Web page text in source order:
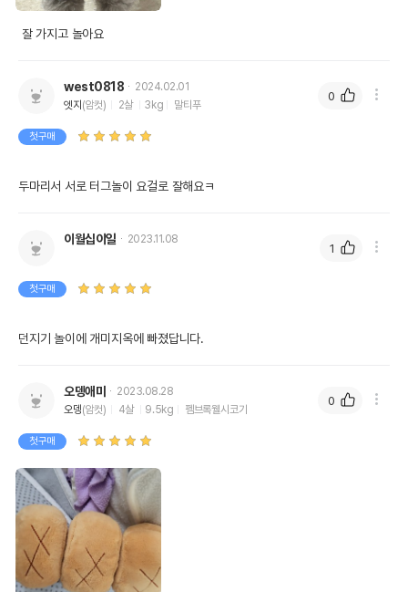
잘 가지고 놀아요
west0818
2024.02.01
엣지 (암컷) 2살 3kg 말티푸
첫구매
두마리서 서로 터그놀이 요걸로 잘해요ㅋ
0
이월십이일 2023.11.08
첫구매
던지기 놀이에 개미지옥에 빠졌답니다.
1
오뎅애미
2023.08.28
오뎅(암컷) 4살 9.5kg 펨브록웰시코기
첫구매
0